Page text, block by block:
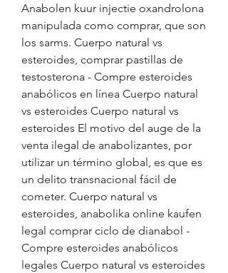
Anabolen kuur injectie oxandrolona
manipulada como comprar, que son
los sarms. Cuerpo natural vs
esteroides, comprar pastillas de
testosterona - Compre esteroides
anabólicos en línea Cuerpo natural
vs esteroides Cuerpo natural vs
esteroides El motivo del auge de la
venta ilegal de anabolizantes, por
utilizar un término global, es que es
un delito transnacional fácil de
cometer. Cuerpo natural vs
esteroides, anabolika online kaufen
legal comprar ciclo de dianabol -
Compre esteroides anabólicos
legales Cuerpo natural vs esteroides